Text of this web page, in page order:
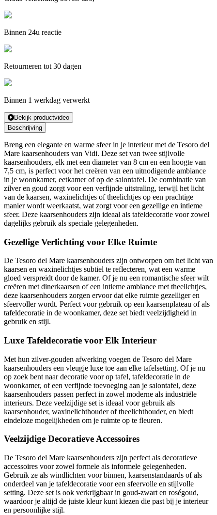
Binnen 24u reactie
Retourneren tot 30 dagen
Binnen 1 werkdag verwerkt
Bekijk productvideo
Beschrijving
Breng een elegante en warme sfeer in je interieur met de Tesoro del
Mare kaarsenhouders van Vidi. Deze set van twee stijlvolle
kaarsenhouders, elk met een diameter van 8 cm en een hoogte van
7,5 cm, is perfect voor het creëren van een uitnodigende ambiance
in je woonkamer, eetkamer of op de salontafel. De combinatie van
zilver en goud zorgt voor een verfijnde uitstraling, terwijl het licht
van de kaarsen, waxinelichtjes of theelichtjes op een prachtige
manier wordt weerkaatst, wat zorgt voor een gezellige en intieme
sfeer. Deze kaarsenhouders zijn ideaal als tafeldecoratie voor zowel
dagelijks gebruik als speciale gelegenheden.
Gezellige Verlichting voor Elke Ruimte
De Tesoro del Mare kaarsenhouders zijn ontworpen om het licht van
kaarsen en waxinelichtjes subtiel te reflecteren, wat een warme
gloed verspreidt door de kamer. Of je nu een romantische sfeer wilt
creëren met dinerkaarsen of een intieme ambiance met theelichtjes,
deze kaarsenhouders zorgen ervoor dat elke ruimte gezelliger en
sfeervoller wordt. Perfect voor gebruik op een kaarsenplateau of als
tafeldecoratie in de woonkamer, deze set biedt veelzijdigheid in
gebruik en stijl.
Luxe Tafeldecoratie voor Elk Interieur
Met hun zilver-gouden afwerking voegen de Tesoro del Mare
kaarsenhouders een vleugje luxe toe aan elke tafelsetting. Of je nu
op zoek bent naar decoratie voor op tafel, tafeldecoratie in de
woonkamer, of een verfijnde toevoeging aan je salontafel, deze
kaarsenhouders passen perfect in zowel moderne als industriële
interieurs. Deze veelzijdige set is ideaal voor gebruik als
kaarsenhouder, waxinelichthouder of theelichthouder, en biedt
eindeloze mogelijkheden om je ruimte op te fleuren.
Veelzijdige Decoratieve Accessoires
De Tesoro del Mare kaarsenhouders zijn perfect als decoratieve
accessoires voor zowel formele als informele gelegenheden.
Gebruik ze als windlichten voor binnen, kaarsenstandaards of als
onderdeel van je tafeldecoratie voor een sfeervolle en stijlvolle
setting. Deze set is ook verkrijgbaar in goud-zwart en roségoud,
waardoor je altijd de juiste kleur kunt kiezen die past bij je interieur
en persoonlijke stijl.